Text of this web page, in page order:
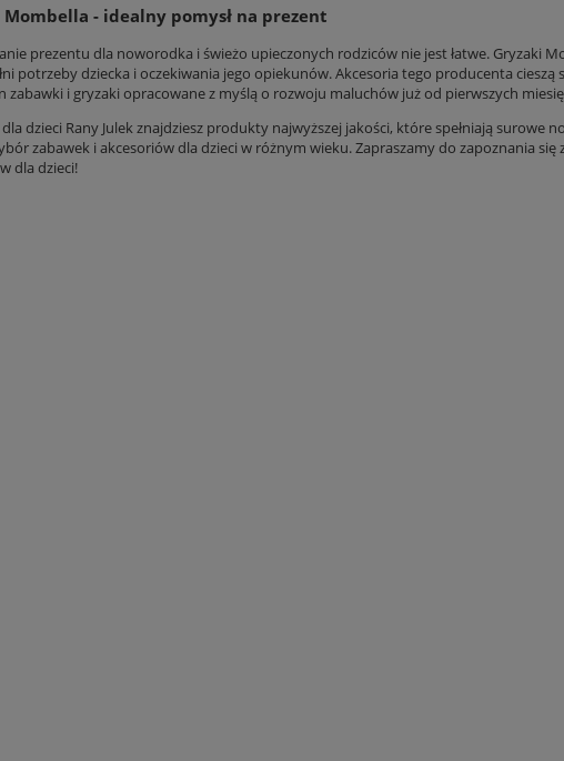
Mombella - idealny pomysł na prezent
prezentu dla noworodka i świeżo upieczonych rodziców nie jest łatwe. Gryzaki
potrzeby dziecka i oczekiwania jego opiekunów. Akcesoria tego producenta cieszą
zabawki i gryzaki opracowane z myślą o rozwoju maluchów już od pierwszych
dzieci Rany Julek znajdziesz produkty najwyższej jakości, które spełniają surowe
zabawek i akcesoriów dla dzieci w różnym wieku. Zapraszamy do zapoznania
dla dzieci!